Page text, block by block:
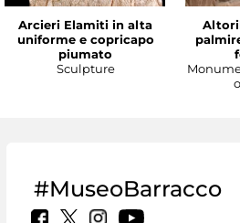
Arcieri Elamiti in alta
uniforme e copricapo
piumato
Sculpture
#MuseoBarracco